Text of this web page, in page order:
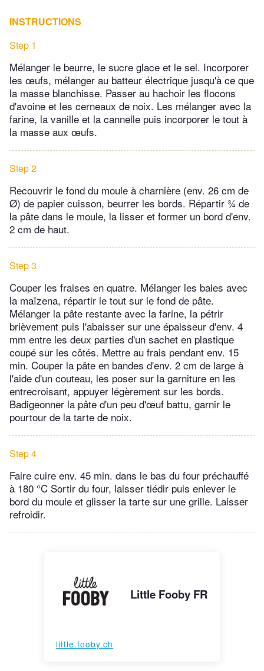
INSTRUCTIONS
Step 1
Mélanger le beurre, le sucre glace et le sel. Incorporer
les œufs, mélanger au batteur électrique jusqu'à ce que
la masse blanchisse. Passer au hachoir les flocons
d'avoine et les cerneaux de noix. Les mélanger avec la
farine, la vanille et la cannelle puis incorporer le tout à
la masse aux œufs.
Step 2
Recouvrir le fond du moule à charnière (env. 26 cm de
Ø) de papier cuisson, beurrer les bords. Répartir ¾ de
la pâte dans le moule, la lisser et former un bord d'env.
2 cm de haut.
Step 3
Couper les fraises en quatre. Mélanger les baies avec
la maïzena, répartir le tout sur le fond de pâte.
Mélanger la pâte restante avec la farine, la pétrir
brièvement puis l'abaisser sur une épaisseur d'env. 4
mm entre les deux parties d'un sachet en plastique
coupé sur les côtés. Mettre au frais pendant env. 15
min. Couper la pâte en bandes d'env. 2 cm de large à
l'aide d'un couteau, les poser sur la garniture en les
entrecroisant, appuyer légèrement sur les bords.
Badigeonner la pâte d'un peu d'œuf battu, garnir le
pourtour de la tarte de noix.
Step 4
Faire cuire env. 45 min. dans le bas du four préchauffé
à 180 °C Sortir du four, laisser tiédir puis enlever le
bord du moule et glisser la tarte sur une grille. Laisser
refroidir.
Little Fooby FR
little.fooby.ch